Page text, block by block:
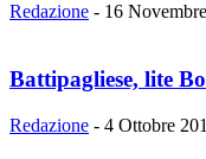
Redazione - 16
Battipagliese, lite
Redazione - 4 Ottobre